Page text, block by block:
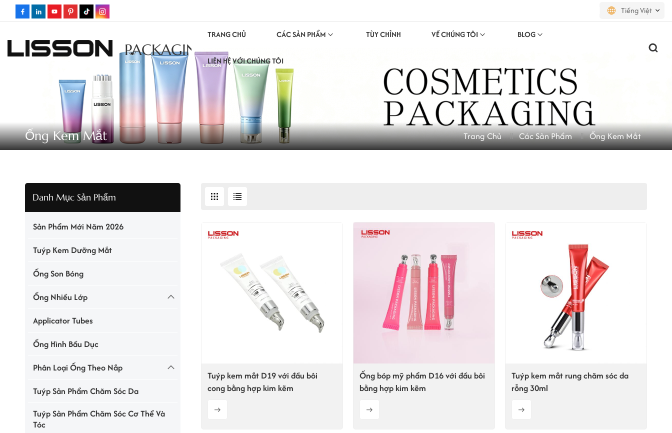
Tiếng Việt
русский
español
português
Tiếng việt
中文
PACKAGING
TRANG CHỦ CÁC SẢN PHẨM TÙY CHỈNH VỀ CHÚNG TÔI BLOG
LIÊN HỆ VỚI CHÚNG TÔI
Ống Kem Mắt Trang Chủ Các Sản Phẩm Ống Kem Mắt
Danh Mục Sản Phẩm
Sản Phẩm Mới Năm 2026
Tuýp Kem Dưỡng Mắt
Ống Son Bóng
Ống Nhiều Lớp
Applicator Tubes
Ống Hình Bầu Dục
Phân Loại Ống Theo Nắp
Tuýp Sản Phẩm Chăm Sóc Da
Tuýp Sản Phẩm Chăm Sóc Cơ Thể Và
Tóc
Tuýp kem mắt D19 với đầu bôi
cong bằng hợp kim kẽm
Ống bóp mỹ phẩm D16 với đầu bôi
bằng hợp kim kẽm
Tuýp kem mắt rung chăm sóc da
rỗng 30ml